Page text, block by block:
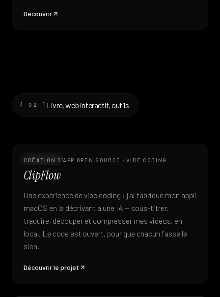
Découvrir
[ 02 ] Livre, web interactif, outils
Open source
CRÉATION D'APP OPEN SOURCE · VIBE CODING
ClipFlow
Une expérience de vibe coding : j'ai fabriqué mon appli
macOS en la décrivant à une IA — sous-titrer,
traduire, découper et compresser mes vidéos, en
local. Le code est ouvert, pour que chacun fasse le
sien.
Découvrir le projet